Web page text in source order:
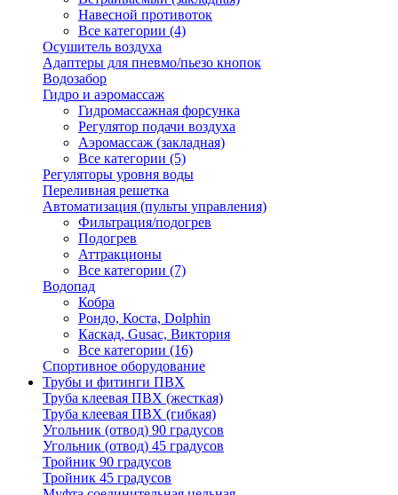
Навесной противоток
Все категории (4)
Осушитель воздуха
Адаптеры для пневмо/пьезо кнопок
Водозабор
Гидро и аэромассаж
Гидромассажная форсунка
Регулятор подачи воздуха
Аэромассаж (закладная)
Все категории (5)
Регуляторы уровня воды
Переливная решетка
Автоматизация (пульты управления)
Фильтрация/подогрев
Подогрев
Аттракционы
Все категории (7)
Водопад
Кобра
Рондо, Коста, Dolphin
Каскад, Gusac, Виктория
Все категории (16)
Спортивное оборудование
Трубы и фитинги ПВХ
Труба клеевая ПВХ (жесткая)
Труба клеевая ПВХ (гибкая)
Угольник (отвод) 90 градусов
Угольник (отвод) 45 градусов
Тройник 90 градусов
Тройник 45 градусов